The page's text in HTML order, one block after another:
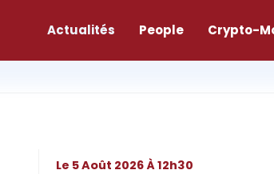
Actualités People Crypto-
Le 5 Août 2026 À 12h30